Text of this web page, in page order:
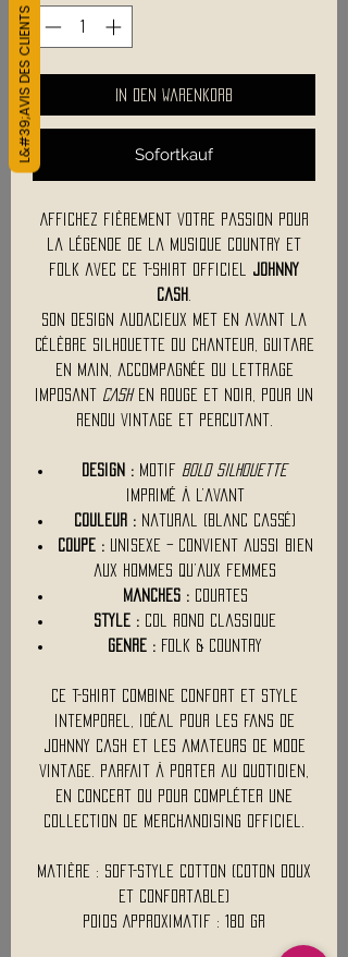
In den Warenkorb
Sofortkauf
Affichez fièrement votre passion pour
la légende de la musique country et
folk avec ce t-shirt officiel Johnny
Cash
Son design audacieux met en avant la
célèbre silhouette du chanteur, guitare
en main, accompagnée du lettrage
imposant CASHen rouge et noir, pour un
rendu vintage et percutant.
Design : Motif Bold Silhouette
imprimé à l’avant
Couleur : Natural (blanc cassé)
Coupe :Unisexe – convient aussi bien
aux hommes qu’aux femmes
Manches :Courtes
Style : Col rond classique
Genre : Folk & Country
Ce t-shirt combine confort et style
intemporel, idéal pour les fans de
Johnny Cash et les amateurs de mode
vintage. Parfait à porter au quotidien,
en concert ou pour compléter une
collection de merchandising officiel.
Matière : Soft-Style Cotton (coton doux
et confortable)
Poids Approximatif : 180 Gr
L&#39;AVIS DES CLIENTS